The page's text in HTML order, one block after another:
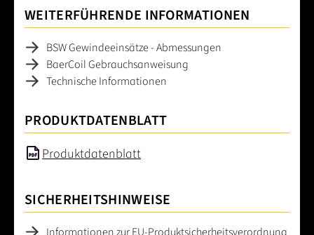
WEITERFÜHRENDE INFORMATIONEN
BSW Gewindeeinsätze - Abmessungen
BaerCoil Gebrauchsanweisung
Technische Informationen
PRODUKTDATENBLATT
Produktdatenblatt
SICHERHEITSHINWEISE
Informationen zur EU-Produktsicherheitsverordnung